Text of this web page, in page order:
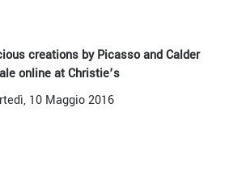
creations by Picasso and Calder
online at Christie’s
10 Maggio 2016